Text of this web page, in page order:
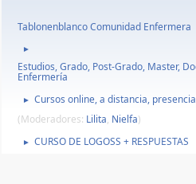
Tablonenblanco Comunidad Enfermera
►
Estudios, Grado, Post-Grado, Master,
Enfermería
►
Cursos online, a distancia,
(Moderadores: Lilita, Nielfa)
► CURSO DE LOGOSS + RESPUESTAS